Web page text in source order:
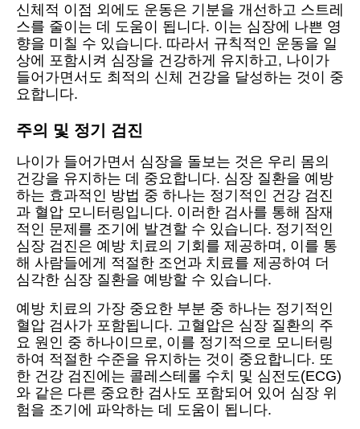
신체적 이점 외에도 운동은 기분을 개선하고 스트레
스를 줄이는 데 도움이 됩니다. 이는 심장에 나쁜 영
향을 미칠 수 있습니다. 따라서 규칙적인 운동을 일
상에 포함시켜 심장을 건강하게 유지하고, 나이가
들어가면서도 최적의 신체 건강을 달성하는 것이 중
요합니다.
주의 및 정기 검진
나이가 들어가면서 심장을 돌보는 것은 우리 몸의
건강을 유지하는 데 중요합니다. 심장 질환을 예방
하는 효과적인 방법 중 하나는 정기적인 건강 검진
과 혈압 모니터링입니다. 이러한 검사를 통해 잠재
적인 문제를 조기에 발견할 수 있습니다. 정기적인
심장 검진은 예방 치료의 기회를 제공하며, 이를 통
해 사람들에게 적절한 조언과 치료를 제공하여 더
심각한 심장 질환을 예방할 수 있습니다.
예방 치료의 가장 중요한 부분 중 하나는 정기적인
혈압 검사가 포함됩니다. 고혈압은 심장 질환의 주
요 원인 중 하나이므로, 이를 정기적으로 모니터링
하여 적절한 수준을 유지하는 것이 중요합니다. 또
한 건강 검진에는 콜레스테롤 수치 및 심전도(ECG)
와 같은 다른 중요한 검사도 포함되어 있어 심장 위
험을 조기에 파악하는 데 도움이 됩니다.